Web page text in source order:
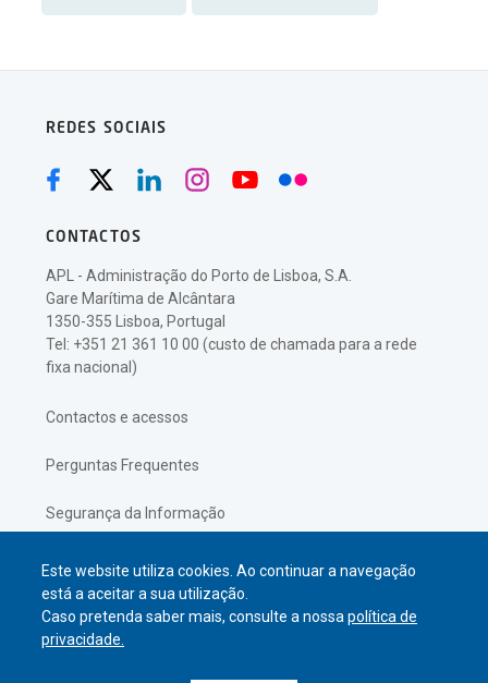
Este website utiliza cookies. Ao continuar a navegação
está a aceitar a sua utilização.
Caso pretenda saber mais, consulte a nossapolítica de
privacidade.
REDES SOCIAIS
CONTACTOS
APL - Administração do Porto de Lisboa, S.A.
Gare Marítima de Alcântara
1350-355 Lisboa, Portugal
Tel: +351 21 361 10 00 (custo de chamada para a rede
fixa nacional)
Contactos e acessos
Perguntas Frequentes
Segurança da Informação
Política de Privacidade